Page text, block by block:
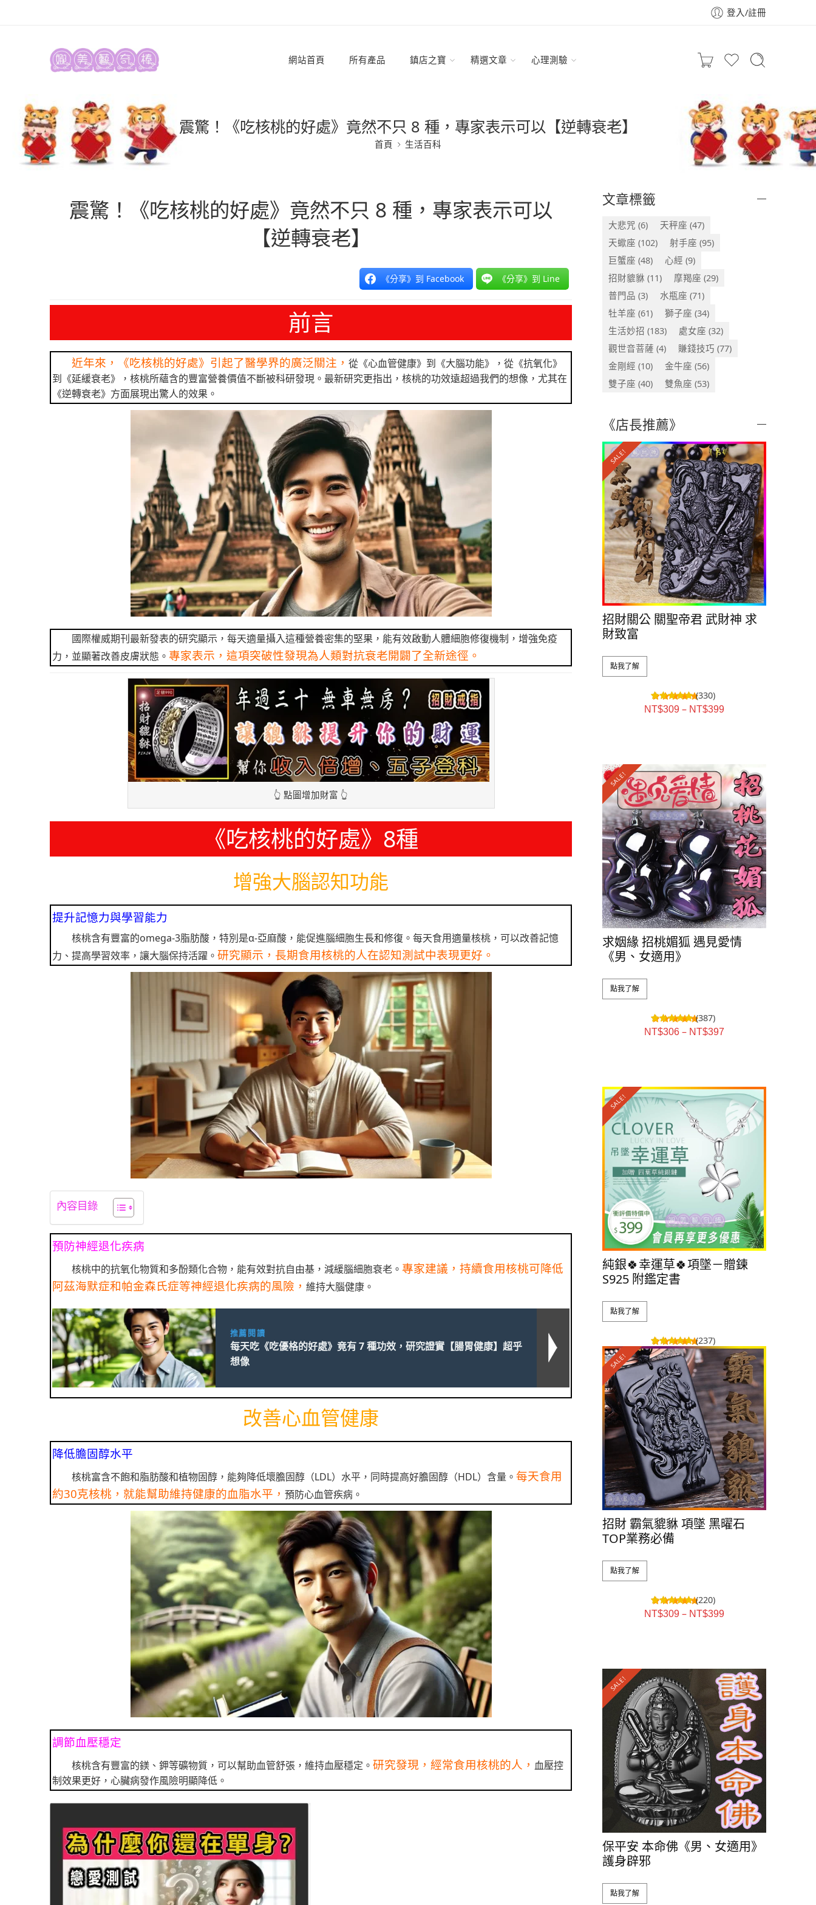
登入/註冊
網站首頁 所有產品 鎮店之寶 精選文章 心理測驗
震驚！《吃核桃的好處》竟然不只 8 種，專家表示可以【逆轉衰老】
首頁 生活百科
震驚！《吃核桃的好處》竟然不只 8 種，專家表示可以
【逆轉衰老】
《分享》到 Facebook 《分享》到 Line
前言
近年來，《吃核桃的好處》引起了醫學界的廣泛關注， 從《心血管健康》到《大腦功能》，從《抗氧化》
到《延緩衰老》，核桃所蘊含的豐富營養價值不斷被科研發現。最新研究更指出，核桃的功效遠超過我們的想像，尤其在
《逆轉衰老》方面展現出驚人的效果。
國際權威期刊最新發表的研究顯示，每天適量攝入這種營養密集的堅果，能有效啟動人體細胞修復機制，增強免疫
力，並顯著改善皮膚狀態。 專家表示，這項突破性發現為人類對抗衰老開闢了全新途徑。
👆 點圖增加財富 👆
《吃核桃的好處》8種
增強大腦認知功能
提升記憶力與學習能力
核桃含有豐富的omega-3脂肪酸，特別是α-亞麻酸，能促進腦細胞生長和修復。每天食用適量核桃，可以改善記憶
力、提高學習效率，讓大腦保持活躍。 研究顯示，長期食用核桃的人在認知測試中表現更好。
內容目錄
預防神經退化疾病
核桃中的抗氧化物質和多酚類化合物，能有效對抗自由基，減緩腦細胞衰老。 專家建議，持續食用核桃可降低
阿茲海默症和帕金森氏症等神經退化疾病的風險， 維持大腦健康。
推薦閱讀
每天吃《吃優格的好處》竟有 7 種功效，研究證實【腸胃健康】超乎
想像
改善心血管健康
降低膽固醇水平
核桃富含不飽和脂肪酸和植物固醇，能夠降低壞膽固醇（LDL）水平，同時提高好膽固醇（HDL）含量。 每天食用
約30克核桃，就能幫助維持健康的血脂水平， 預防心血管疾病。
調節血壓穩定
核桃含有豐富的鎂、鉀等礦物質，可以幫助血管舒張，維持血壓穩定。 研究發現，經常食用核桃的人， 血壓控
制效果更好，心臟病發作風險明顯降低。
文章標籤
大悲咒 (6) 天秤座 (47)
天蠍座 (102) 射手座 (95)
巨蟹座 (48) 心經 (9)
招財貔貅 (11) 摩羯座 (29)
普門品 (3) 水瓶座 (71)
牡羊座 (61) 獅子座 (34)
生活妙招 (183) 處女座 (32)
觀世音菩薩 (4) 賺錢技巧 (77)
金剛經 (10) 金牛座 (56)
雙子座 (40) 雙魚座 (53)
《店長推薦》
SALE!
招財關公 關聖帝君 武財神 求
財致富
點我了解
(330)
NT$309 – NT$399
SALE!
求姻緣 招桃媚狐 遇見愛情
《男、女適用》
點我了解
(387)
NT$306 – NT$397
SALE!
純銀🍀幸運草🍀項墜－贈鍊
S925 附鑑定書
點我了解
(237)
SALE!
招財 霸氣貔貅 項墜 黑曜石
TOP業務必備
點我了解
(220)
NT$309 – NT$399
SALE!
保平安 本命佛《男、女適用》
護身辟邪
點我了解